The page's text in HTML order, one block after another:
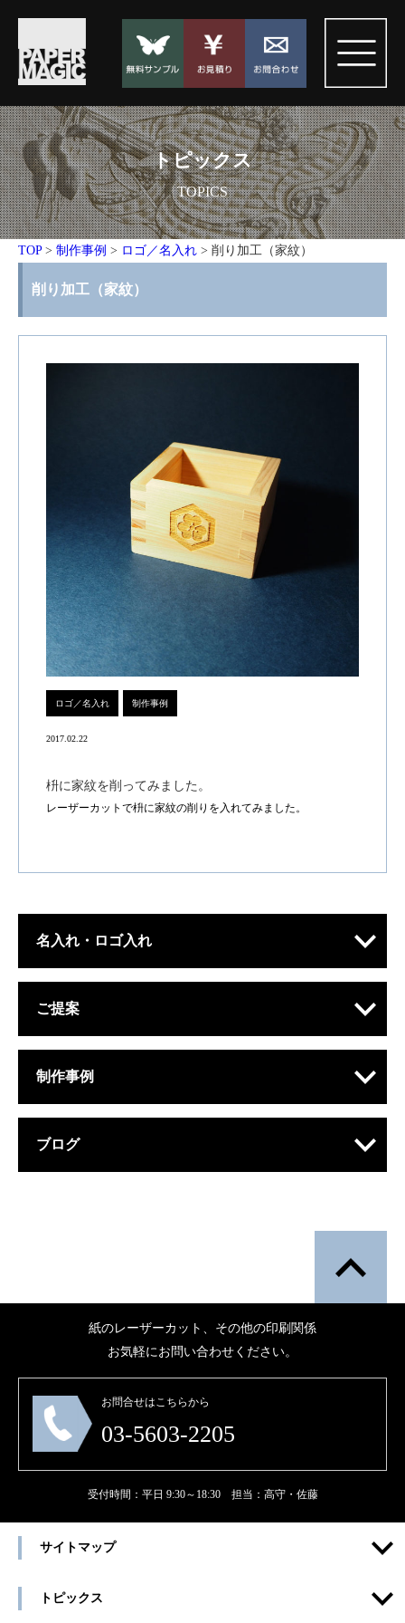
トピックス
TOPICS
TOP> 制作事例 > ロゴ／名入れ > 削り加工（家紋）
削り加工（家紋）
ロゴ／名入れ 制作事例
2017.02.22
枡に家紋を削ってみました。
レーザーカットで枡に家紋の削りを入れてみました。
名入れ・ロゴ入れ
ご提案
制作事例
ブログ
紙のレーザーカット、その他の印刷関係
お気軽にお問い合わせください。
お問合せはこちらから
03-5603-2205
受付時間：平日 9:30～18:30 担当：高守・佐藤
サイトマップ
トピックス